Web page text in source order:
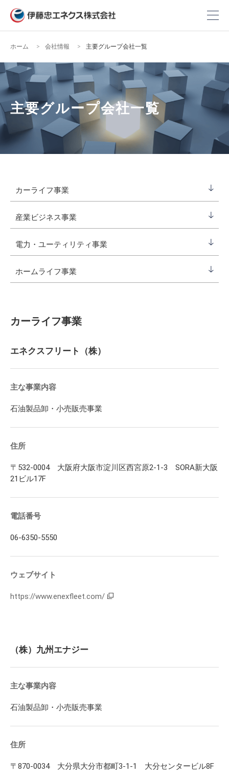
ホーム 会社情報 主要グループ会社一覧
主要グループ会社一覧
カーライフ事業
産業ビジネス事業
電力・ユーティリティ事業
ホームライフ事業
カーライフ事業
エネクスフリート（株）
主な事業内容
石油製品卸・小売販売事業
住所
〒532-0004 大阪府大阪市淀川区西宮原2-1-3 SORA新大阪
21ビル17F
電話番号
06-6350-5550
ウェブサイト
https://www.enexfleet.com/
（株）九州エナジー
主な事業内容
石油製品卸・小売販売事業
住所
〒870-0034 大分県大分市都町3-1-1 大分センタービル8F